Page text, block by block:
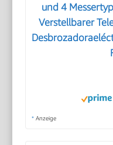
und 4
Verstellbarer
* Anzeige